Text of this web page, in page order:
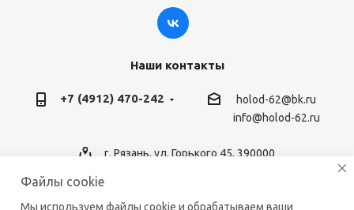
Наши контакты
+7 (4912) 470-242
holod-62@bk.ru
info@holod-62.ru
г. Рязань, ул. Горького 45, 390000
Файлы cookie
Мы используем файлы cookie и обрабатываем ваши